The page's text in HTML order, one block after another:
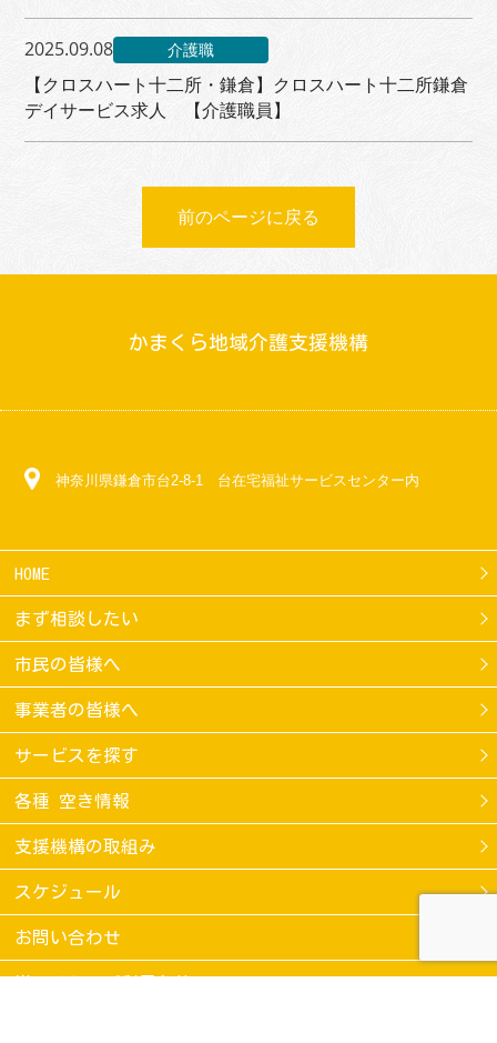
2025.09.08 介護職
【クロスハート十二所・鎌倉】クロスハート十二所鎌倉
デイサービス求人 【介護職員】
前のページに戻る
かまくら地域介護支援機構
神奈川県鎌倉市台2-8-1 台在宅福祉サービスセンター内
HOME
まず相談したい
市民の皆様へ
事業者の皆様へ
サービスを探す
各種 空き情報
支援機構の取組み
スケジュール
お問い合わせ